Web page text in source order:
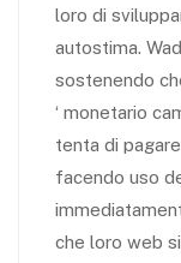
loro di
autostima.
sostenendo
‘ monetario
tenta di
facendo uso
che loro web